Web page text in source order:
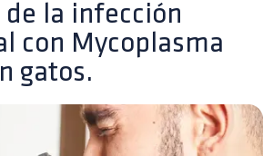
la infección
con Mycoplasma
gatos.